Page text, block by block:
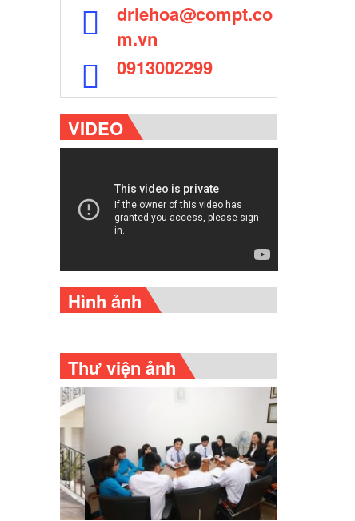
drlehoa@compt.co
m.vn
0913002299
VIDEO
Hình ảnh
Thư viện ảnh